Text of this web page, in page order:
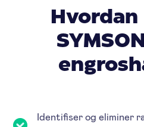
Identifiser og eliminer